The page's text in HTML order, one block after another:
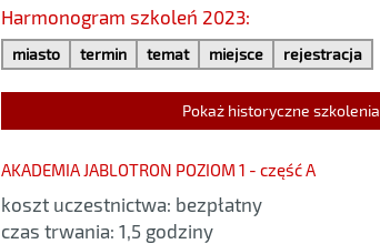
Harmonogram szkoleń 2023:
miasto termin temat miejsce rejestracja
Pokaż historyczne szkolenia
AKADEMIA JABLOTRON POZIOM 1 - część A
koszt uczestnictwa: bezpłatny
czas trwania: 1,5 godziny